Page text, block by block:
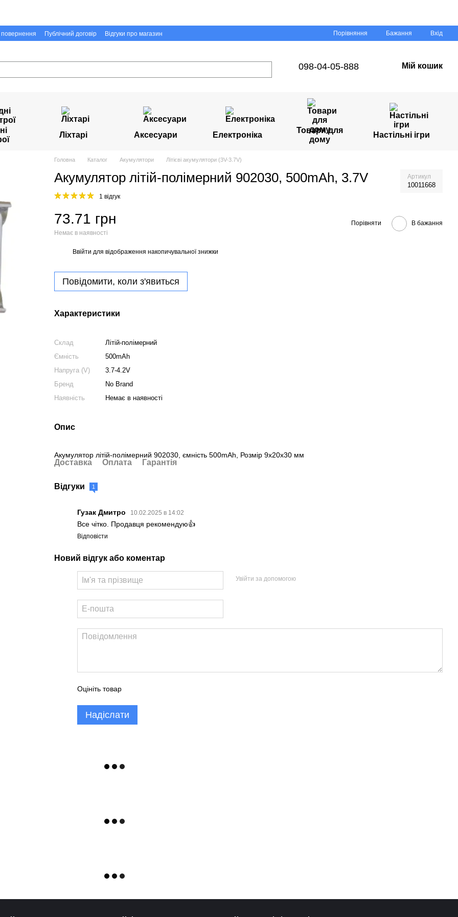
Публічний договір Відгуки про магазин Порівняння Бажання Вхід
098-04-05-888 Мій кошик
Ліхтарі Аксесуари Електроніка
Товари для
дому
Настільні ігри
Головна Каталог Акумулятори Літієві акумулятори (3V-3.7V)
Акумулятор літій-полімерний 902030, 500mAh, 3.7V Артикул
10011668
1 відгук
73.71 грн
Немає в наявності
Порівняти В бажання
Ввійти для відображення накопичувальної знижки
Повідомити, коли з'явиться
Характеристики
Склад
Літій-полімерний
Ємність
500mAh
Напруга (V)
3.7-4.2V
Бренд
No Brand
Наявність
Немає в наявності
Опис
Акумулятор літій-полімерний 902030, ємність 500mAh, Розмір 9х20х30 мм
Доставка Оплата Гарантія
Відгуки 1
Гузак Дмитро 10.02.2025 в 14:02
Все чітко. Продавця рекомендую👍
Відповісти
Новий відгук або коментар
Увійти за допомогою
Оцініть товар
Надіслати